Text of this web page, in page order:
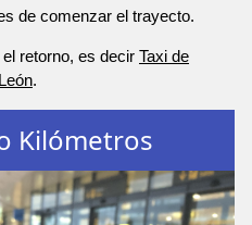
de comenzar el trayecto.
retorno, es decir Taxi de
.
Kilómetros